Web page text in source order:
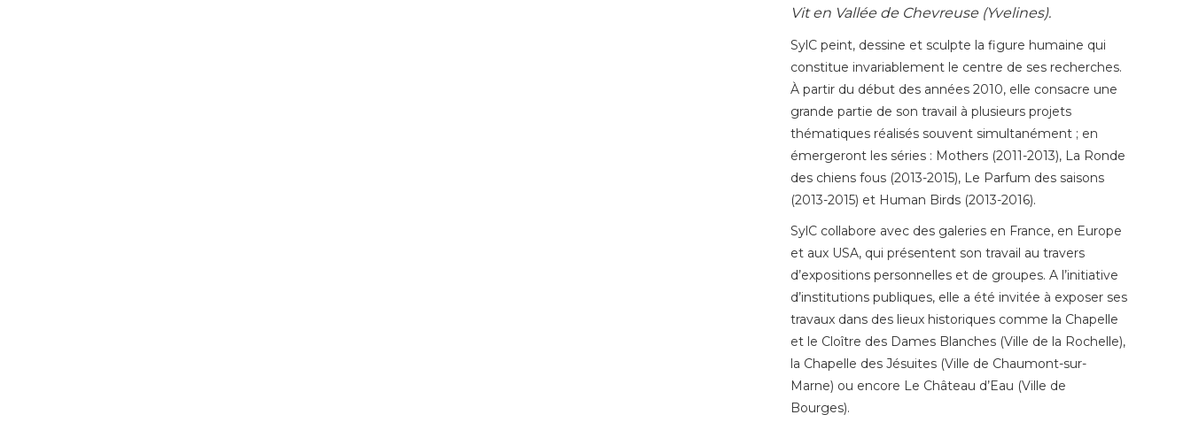
Vit en Vallée de Chevreuse (Yvelines).
SylC peint, dessine et sculpte la figure humaine qui
constitue invariablement le centre de ses recherches.
À partir du début des années 2010, elle consacre une
grande partie de son travail à plusieurs projets
thématiques réalisés souvent simultanément ; en
émergeront les séries : Mothers (2011-2013), La Ronde
des chiens fous (2013-2015), Le Parfum des saisons
(2013-2015) et Human Birds (2013-2016).
SylC collabore avec des galeries en France, en Europe
et aux USA, qui présentent son travail au travers
d’expositions personnelles et de groupes. A l’initiative
d’institutions publiques, elle a été invitée à exposer ses
travaux dans des lieux historiques comme la Chapelle
et le Cloître des Dames Blanches (Ville de la Rochelle),
la Chapelle des Jésuites (Ville de Chaumont-sur-
Marne) ou encore Le Château d’Eau (Ville de
Bourges).